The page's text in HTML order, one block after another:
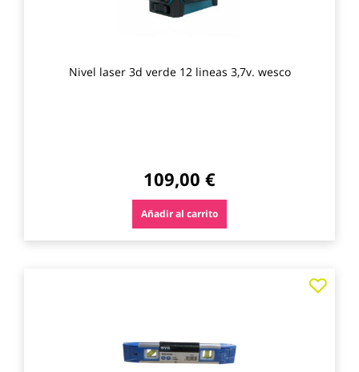
Nivel laser 3d verde 12 lineas 3,7v. wesco
109,00 €
Añadir al carrito